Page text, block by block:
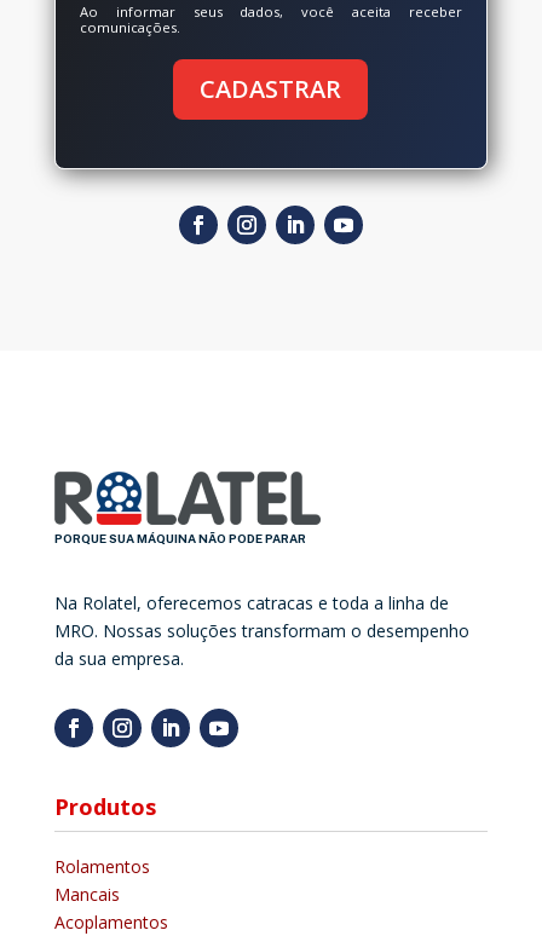
Ao informar seus dados, você aceita receber
comunicações.
CADASTRAR
PORQUE SUA MÁQUINA NÃO PODE PARAR
Na Rolatel, oferecemos catracas e toda a linha de
MRO. Nossas soluções transformam o desempenho
da sua empresa.
Produtos
Rolamentos
Mancais
Acoplamentos